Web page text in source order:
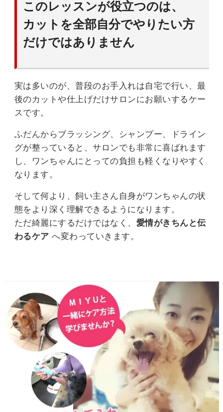
このレッスンが役立つのは、
カットを全部自分でやりたい方
だけではありません
実は多いのが、普段のお手入れは自宅で行い、最
後のカットや仕上げだけサロンにお願いするケー
スです。
ふだんからブラッシング、シャンプー、ドライン
グが整っていると、サロンでも非常に喜ばれます
し、ワンちゃんにとっての負担も軽くなりやすく
なります。
そして何より、飼い主さん自身がワンちゃんの状
態をより深く理解できるようになります。
ただ綺麗にするだけではなく、 愛情がきちんと伝
わるケア へ変わっていきます。